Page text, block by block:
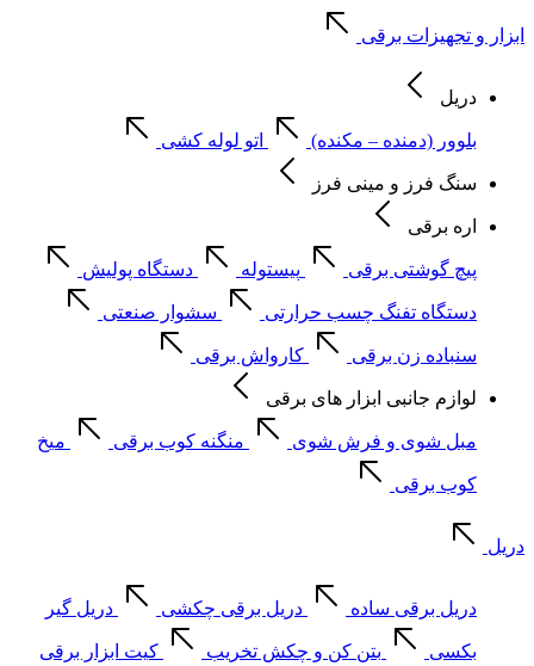
ابزار و تجهیزات برقی
دریل
بلوور (دمنده – مکنده) اتو لوله کشی
سنگ فرز و مینی فرز
اره برقی
پیچ گوشتی برقی پیستوله دستگاه پولیش
دستگاه تفنگ چسب حرارتی سشوار صنعتی
سنباده زن برقی کارواش برقی
لوازم جانبی ابزار های برقی
مبل شوی و فرش شوی منگنه کوب برقی میخ
کوب برقی
دریل
دریل برقی ساده دریل برقی چکشی دریل گیر
بکسی بتن کن و چکش تخریب کیت ابزار برقی